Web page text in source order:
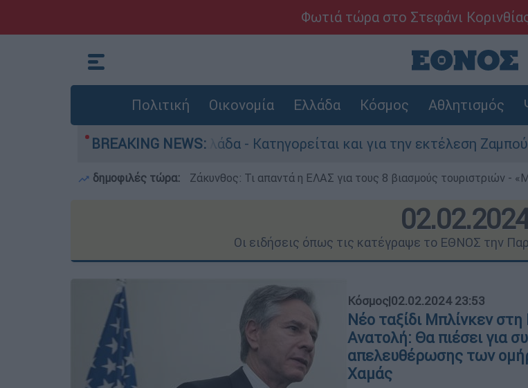
Φωτιά τώρα στο Στεφάνι
Πολιτική Οικονομία Ελλάδα Κόσμος Αθλητισμός
BREAKING NEWS:
στην Ελλάδα - Κατηγορείται και για την εκτέλεση Ζαμπούνη
δημοφιλές τώρα: Ζάκυνθος: Τι απαντά η ΕΛΑΣ για τους 8 βιασμούς τουριστριών -
Οι ειδήσεις όπως τις κατέγραψε το ΕΘΝΟΣ την
Κόσμος|02.02.2024 23:53
Νέο ταξίδι Μπλίνκεν
Ανατολή: Θα πιέσει για
απελευθέρωσης των
Χαμάς